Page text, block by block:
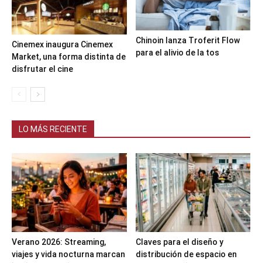
Cinemex inaugura Cinemex
Market, una forma distinta de
disfrutar el cine
Chinoin lanza Troferit Flow
para el alivio de la tos
LO MÁS RECIENTE
Verano 2026: Streaming,
viajes y vida nocturna marcan
Claves para el diseño y
distribución de espacio en